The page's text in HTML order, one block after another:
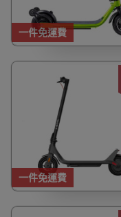
一件免運費
一件免運費